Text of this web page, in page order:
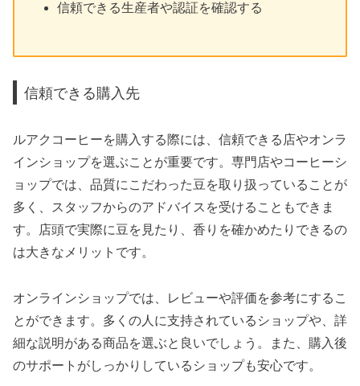
信頼できる生産者や認証を確認する
信頼できる購入先
ルアクコーヒーを購入する際には、信頼できる店やオンラ
インショップを選ぶことが重要です。専門店やコーヒーシ
ョップでは、品質にこだわった豆を取り扱っていることが
多く、スタッフからのアドバイスを受けることもできま
す。店頭で実際に豆を見たり、香りを確かめたりできるの
は大きなメリットです。
オンラインショップでは、レビューや評価を参考にするこ
とができます。多くの人に支持されているショップや、詳
細な説明がある商品を選ぶと良いでしょう。また、購入後
のサポートがしっかりしているショップも安心です。